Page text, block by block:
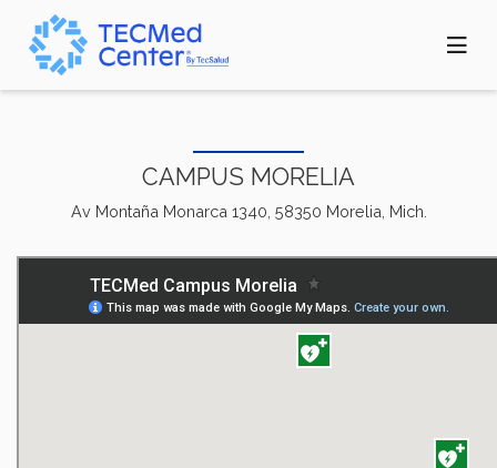
contenido
principal
CAMPUS MORELIA
Av Montaña Monarca 1340, 58350 Morelia, Mich.